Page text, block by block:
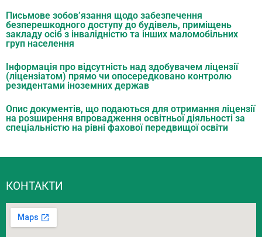
Письмове зобов’язання щодо забезпечення
безперешкодного доступу до будівель, приміщень
закладу осіб з інвалідністю та інших маломобільних
груп населення
Інформація про відсутність над здобувачем ліцензії
(ліцензіатом) прямо чи опосередковано контролю
резидентами іноземних держав
Опис документів, що подаються для отримання ліцензії
на розширення впровадження освітньої діяльності за
спеціальністю на рівні фахової передвищої освіти
КОНТАКТИ